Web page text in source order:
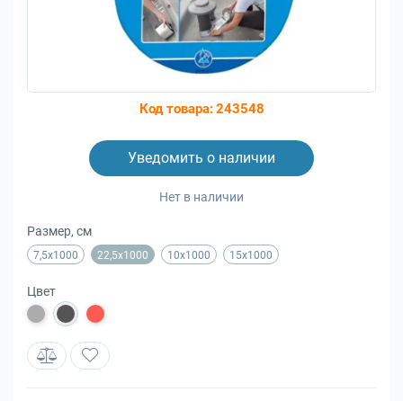
Код товара:243548
Нет в наличии
Уведомить о наличии
Размер, см
7,5x1000 22,5x1000 10x1000 15x1000
Цвет